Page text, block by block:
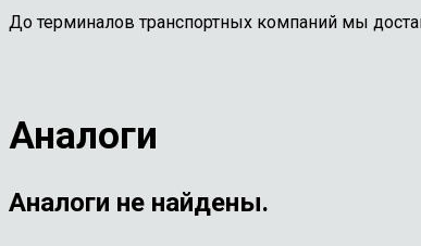
До терминалов транспортных компаний мы
Аналоги
Аналоги не найдены.